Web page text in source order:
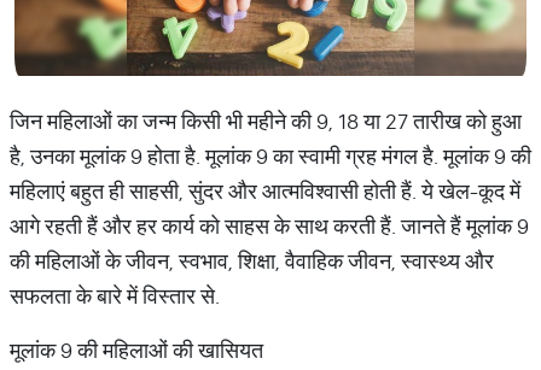
जिन महिलाओं का जन्म किसी भी महीने की 9, 18 या 27 तारीख को हुआ
है, उनका मूलांक 9 होता है. मूलांक 9 का स्वामी ग्रह मंगल है. मूलांक 9 की
महिलाएं बहुत ही साहसी, सुंदर और आत्मविश्वासी होती हैं. ये खेल-कूद में
आगे रहती हैं और हर कार्य को साहस के साथ करती हैं. जानते हैं मूलांक 9
की महिलाओं के जीवन, स्वभाव, शिक्षा, वैवाहिक जीवन, स्वास्थ्य और
सफलता के बारे में विस्तार से.
मूलांक 9 की महिलाओं की खासियत